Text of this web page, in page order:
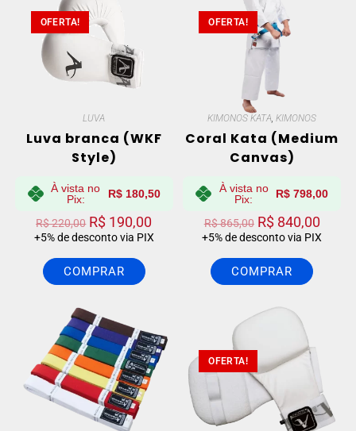
OFERTA!
LUVA
Luva branca (WKF
Style)
À vista no
Pix:
R$180,50
R$220,00 R$ 190,00
+5% de desconto via PIX
COMPRAR
OFERTA!
KIMONOS KATA,KIMONOS
Coral Kata (Medium
Canvas)
À vista no
Pix:
R$ 798,00
R$865,00 R$840,00
+5% de desconto via PIX
COMPRAR
OFERTA!